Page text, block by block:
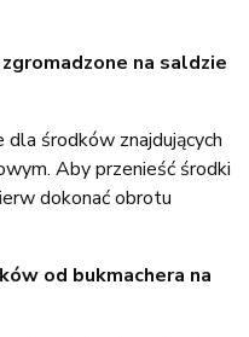
na saldzie
środków znajdujących
Aby przenieść środki
dokonać obrotu
od bukmachera na